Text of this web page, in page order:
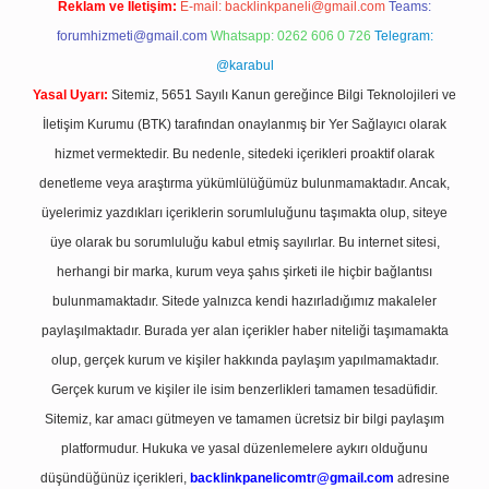
Reklam ve İletişim: E-mail: backlinkpaneli@gmail.com Teams:
forumhizmeti@gmail.com Whatsapp: 0262 606 0 726 Telegram:
@karabul
Yasal Uyarı: Sitemiz, 5651 Sayılı Kanun gereğince Bilgi Teknolojileri ve
İletişim Kurumu (BTK) tarafından onaylanmış bir Yer Sağlayıcı olarak
hizmet vermektedir. Bu nedenle, sitedeki içerikleri proaktif olarak
denetleme veya araştırma yükümlülüğümüz bulunmamaktadır. Ancak,
üyelerimiz yazdıkları içeriklerin sorumluluğunu taşımakta olup, siteye
üye olarak bu sorumluluğu kabul etmiş sayılırlar. Bu internet sitesi,
herhangi bir marka, kurum veya şahıs şirketi ile hiçbir bağlantısı
bulunmamaktadır. Sitede yalnızca kendi hazırladığımız makaleler
paylaşılmaktadır. Burada yer alan içerikler haber niteliği taşımamakta
olup, gerçek kurum ve kişiler hakkında paylaşım yapılmamaktadır.
Gerçek kurum ve kişiler ile isim benzerlikleri tamamen tesadüfidir.
Sitemiz, kar amacı gütmeyen ve tamamen ücretsiz bir bilgi paylaşım
platformudur. Hukuka ve yasal düzenlemelere aykırı olduğunu
düşündüğünüz içerikleri, backlinkpanelicomtr@gmail.com adresine